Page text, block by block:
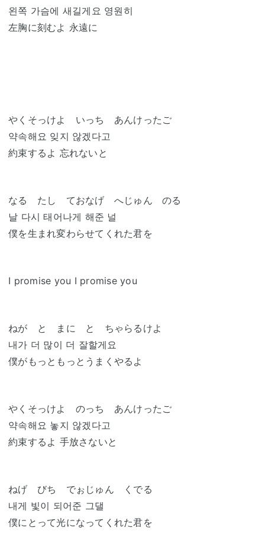
왼쪽 가슴에 새길게요 영원히
左胸に刻むよ 永遠に
やくそっけよ いっち あんけったご
약속해요 잊지 않겠다고
約束するよ 忘れないと
なる たし ておなげ へじゅん のる
날 다시 태어나게 해준 널
僕を生まれ変わらせてくれた君を
I promise you I promise you
ねが と まに と ちゃらるけよ
내가 더 많이 더 잘할게요
僕がもっともっとうまくやるよ
やくそっけよ のっち あんけったご
약속해요 놓지 않겠다고
約束するよ 手放さないと
ねげ びち でぉじゅん くでる
내게 빛이 되어준 그댈
僕にとって光になってくれた君を